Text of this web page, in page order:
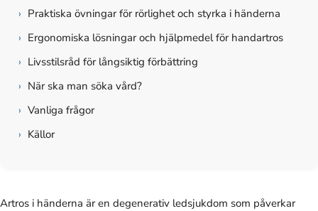
› Praktiska övningar för rörlighet och styrka i händerna
› Ergonomiska lösningar och hjälpmedel för handartros
› Livsstilsråd för långsiktig förbättring
› När ska man söka vård?
› Vanliga frågor
› Källor
Artros i händerna är en degenerativ ledsjukdom som påverkar